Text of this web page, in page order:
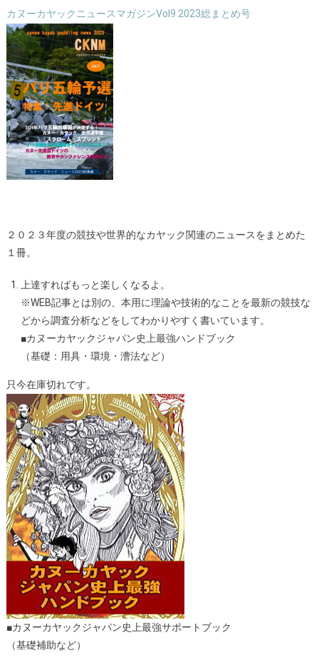
ー
シ
ョ
ン
カヌーカヤックニュースマガジンVol9 2023総まとめ号
２０２３年度の競技や世界的なカヤック関連のニュースをまとめた
１冊。
上達すればもっと楽しくなるよ。
※WEB記事とは別の、本用に理論や技術的なことを最新の競技な
どから調査分析などをしてわかりやすく書いています。
■カヌーカヤックジャパン史上最強ハンドブック
（基礎：用具・環境・漕法など）
只今在庫切れです。
■カヌーカヤックジャパン史上最強サポートブック
（基礎補助など）